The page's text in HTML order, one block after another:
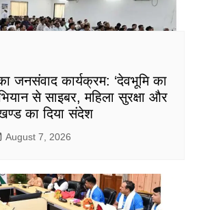
जनसंवाद कार्यक्रम: ‘देवभूमि का
से साइबर, महिला सुरक्षा और
का दिया संदेश
August 7, 2026